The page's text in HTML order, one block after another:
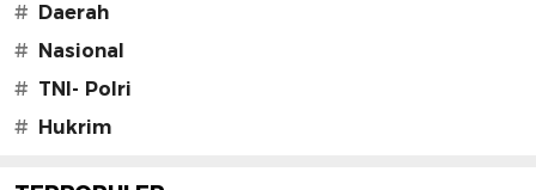
# Daerah
# Nasional
# TNI- Polri
# Hukrim